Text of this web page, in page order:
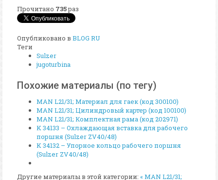
Прочитано 735раз
Опубликовано в BLOG RU
Теги
Sulzer
jugoturbina
Похожие материалы (по тегу)
MAN L21/31; Материал для гаек (код 300100)
MAN L21/31; Цилиндровый картер (код 100100)
MAN L21/31; Комплектная рама (код 202971)
K 34133 – Охлаждающая вставка для рабочего
поршня (Sulzer ZV40/48)
K 34132 – Упорное кольцо рабочего поршня
(Sulzer ZV40/48)
Другие материалы в этой категории: « MAN L21/31;